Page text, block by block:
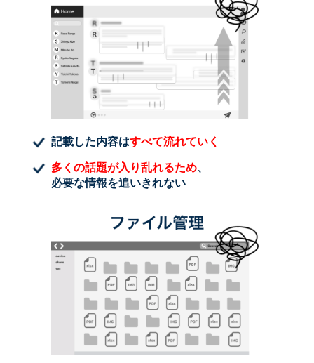
記載した内容はすべて流れていく
多くの話題が入り乱れるため、
必要な情報を追いきれない